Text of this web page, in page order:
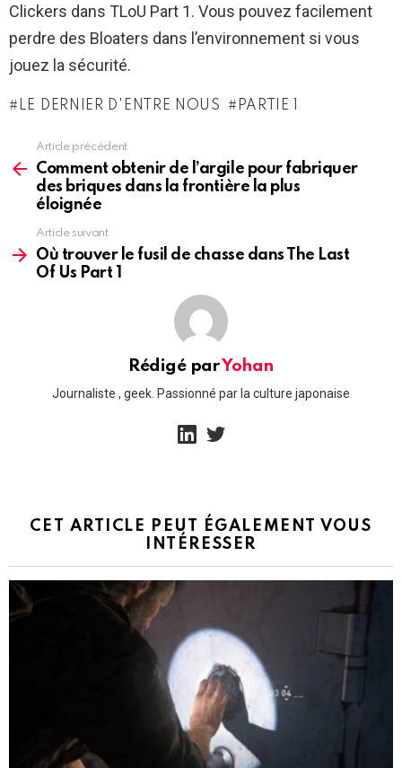
Clickers dans TLoU Part 1. Vous pouvez facilement
perdre des Bloaters dans l’environnement si vous
jouez la sécurité.
LE DERNIER D'ENTRE NOUS PARTIE 1
more
Article précédent
Comment obtenir de l’argile pour fabriquer
des briques dans la frontière la plus
éloignée
Article suivant
Où trouver le fusil de chasse dans The Last
Of Us Part 1
Rédigé parYohan
Journaliste , geek. Passionné par la culture japonaise
linkedin
CET ARTICLE PEUT ÉGALEMENT VOUS
INTÉRESSER